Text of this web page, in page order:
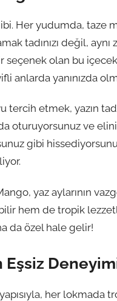
Her yudumda, taze
tadınızı değil, aynı
seçenek olan bu
anlarda yanınızda
tercih etmek, yazın
oturuyorsunuz ve
gibi
yaz aylarının
hem de tropik
da özel hale gelir!
Eşsiz
her lokmada